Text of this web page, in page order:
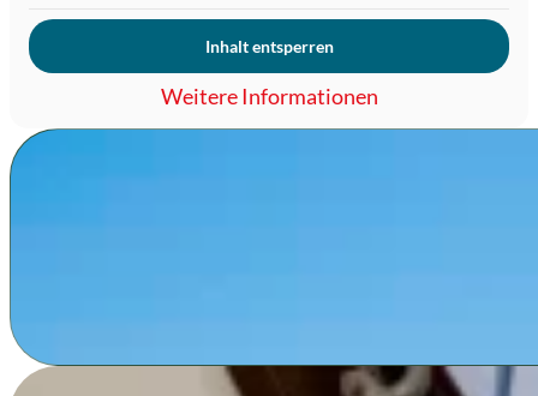
Inhalt entsperren
Weitere Informationen